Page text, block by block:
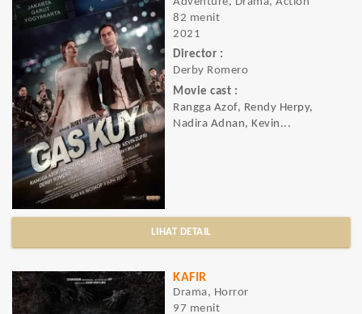
82 menit
2021
Director :
Derby Romero
Movie cast :
Rangga Azof, Rendy Herpy,
Nadira Adnan, Kevin...
LIHAT DETAIL
KAFIR
Drama, Horror
97 menit